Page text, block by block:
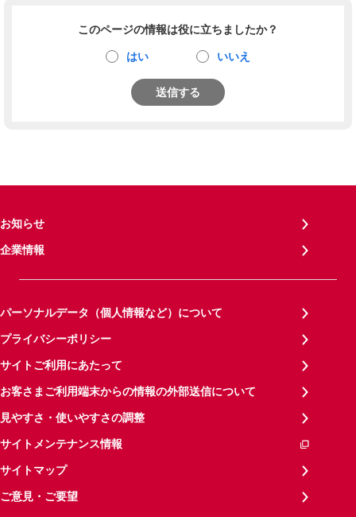
このページの情報は役に立ちましたか？
はい いいえ
送信する
お知らせ
企業情報
パーソナルデータ（個人情報など）について
プライバシーポリシー
サイトご利用にあたって
お客さまご利用端末からの情報の外部送信について
見やすさ・使いやすさの調整
サイトメンテナンス情報
サイトマップ
ご意見・ご要望